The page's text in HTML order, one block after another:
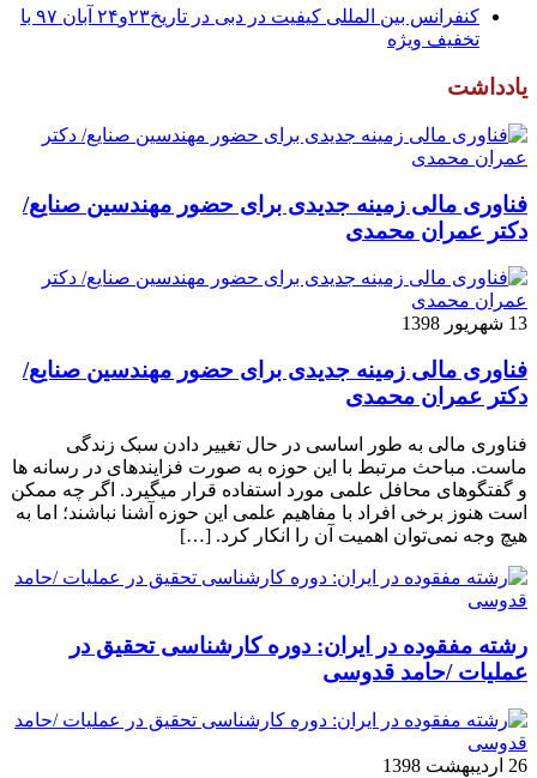
کنفرانس بین المللی کیفیت در دبی در تاریخ۲۳و۲۴ آبان ۹۷ با
تخفیف ویژه
یادداشت
فناوری مالی زمینه جدیدی برای حضور مهندسین صنایع/
دکتر عمران محمدی
13 شهریور 1398
فناوری مالی زمینه جدیدی برای حضور مهندسین صنایع/
دکتر عمران محمدی
فناوری مالی به طور اساسی در حال تغییر دادن سبک زندگی
ماست. مباحث مرتبط با این حوزه به صورت فزاینده­ای در رسانه­ ها
و گفتگوهای محافل علمی مورد استفاده قرار می­گیرد. اگر چه ممکن
است هنوز برخی افراد با مفاهیم علمی این حوزه آشنا نباشند؛ اما به
هیچ وجه نمی‌توان اهمیت آن را انکار کرد. […]
رشته مفقوده در ایران: دوره کارشناسی تحقیق در
عملیات /حامد قدوسی
26 اردیبهشت 1398